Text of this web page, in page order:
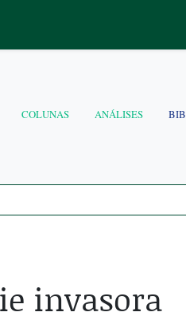
COLUNAS ANÁLISES
invasora